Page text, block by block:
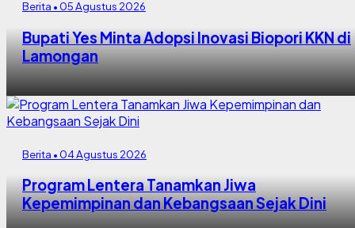
Berita • 05 Agustus 2026
Bupati Yes Minta Adopsi Inovasi Biopori KKN di
Lamongan
Berita • 04 Agustus 2026
Program Lentera Tanamkan Jiwa
Kepemimpinan dan Kebangsaan Sejak Dini